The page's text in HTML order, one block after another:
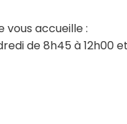
vous accueille :
de 8h45 à 12h00